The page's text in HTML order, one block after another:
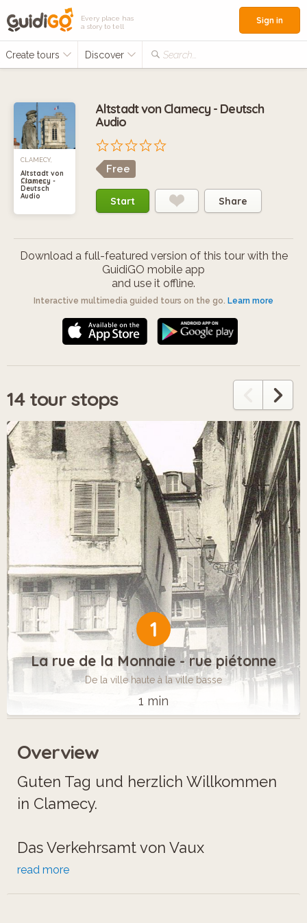
Every place has
a story to tell
Create tours Discover Search...
Sign in
CLAMECY,
FRANCE
Altstadt von
Clamecy -
Deutsch
Audio
Altstadt von Clamecy - Deutsch
Audio
Free
Start Share
Download a full-featured version of this tour with the
GuidiGO mobile app
and use it offline.
Interactive multimedia guided tours on the go. Learn more
14 tour stops
1
La rue de la Monnaie - rue piétonne
De la ville haute à la ville basse
1 min
Overview
Guten Tag und herzlich Willkommen
in Clamecy.
Das Verkehrsamt von Vaux
d’Yonnebietet Ihnen in
Zusammenarbeit mit der Gesellschaft
read more